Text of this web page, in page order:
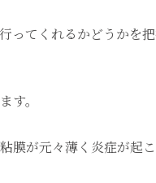
ってくれるかどうかを
す。
が元々薄く炎症が起こ